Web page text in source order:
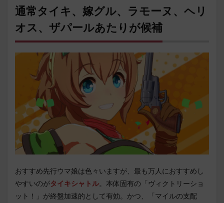
通常タイキ、嫁グル、ラモーヌ、ヘリ
オス、ザパールあたりが候補
おすすめ先行ウマ娘は色々いますが、最も万人におすすめし
やすいのがタイキシャトル。本体固有の「ヴィクトリーショ
ット！」が終盤加速的として有効。かつ、「マイルの支配